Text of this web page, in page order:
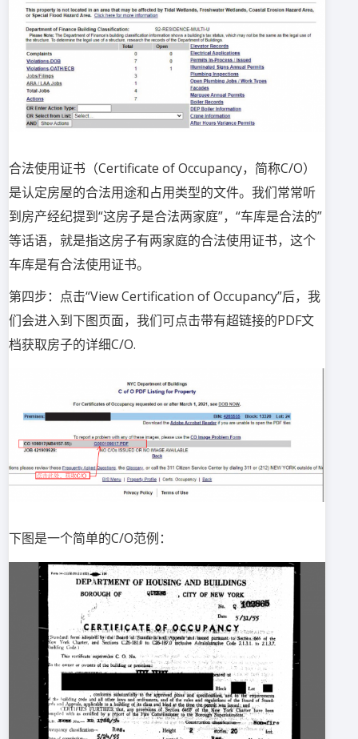
合法使用证书（Certificate of Occupancy，简称C/O）
是认定房屋的合法用途和占用类型的文件。我们常常听
到房产经纪提到“这房子是合法两家庭”，“车库是合法的”
等话语，就是指这房子有两家庭的合法使用证书，这个
车库是有合法使用证书。
第四步：点击“View Certification of Occupancy”后，我
们会进入到下图页面，我们可点击带有超链接的PDF文
档获取房子的详细C/O.
下图是一个简单的C/O范例：